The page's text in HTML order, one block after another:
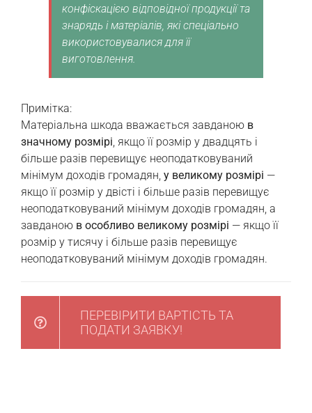
конфіскацією відповідної продукції та
знарядь і матеріалів, які спеціально
використовувалися для її
виготовлення.
Примітка:
Матеріальна шкода вважається завданою в
значному розмірі, якщо її розмір у двадцять і
більше разів перевищує неоподатковуваний
мінімум доходів громадян, у великому розмірі —
якщо її розмір у двісті і більше разів перевищує
неоподатковуваний мінімум доходів громадян, а
завданою в особливо великому розмірі — якщо її
розмір у тисячу і більше разів перевищує
неоподатковуваний мінімум доходів громадян.
ПЕРЕВІРИТИ ВАРТІСТЬ ТА
ПОДАТИ ЗАЯВКУ!